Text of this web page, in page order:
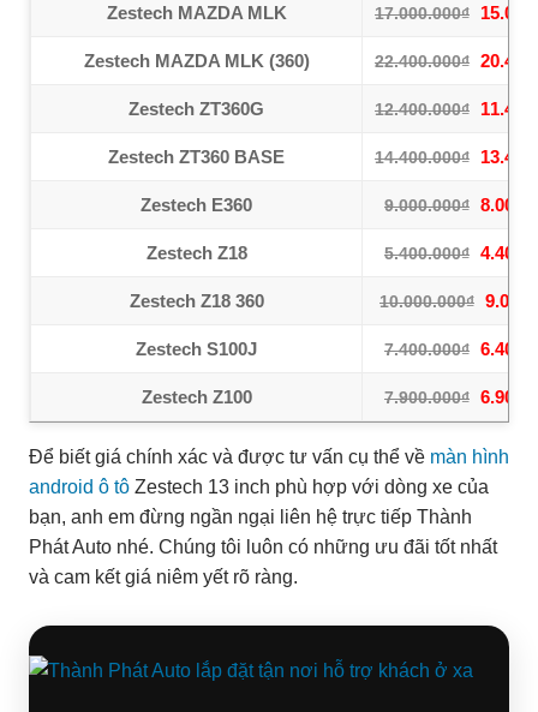
Zestech MAZDA MLK 17.000.000₫
Zestech MAZDA MLK (360) 22.400.000₫
Zestech ZT360G 12.400.000₫
Zestech ZT360 BASE 14.400.000₫
Zestech E360 9.000.000₫
Zestech Z18 5.400.000₫
Zestech Z18 360 10.000.000₫
Zestech S100J 7.400.000₫
Zestech Z100 7.900.000₫
Để biết giá chính xác và được tư vấn cụ thể về màn hình
android ô tô Zestech 13 inch phù hợp với dòng xe của
bạn, anh em đừng ngần ngại liên hệ trực tiếp Thành
Phát Auto nhé. Chúng tôi luôn có những ưu đãi tốt nhất
và cam kết giá niêm yết rõ ràng.